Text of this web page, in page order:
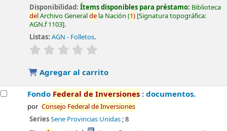
Disponibilidad:Ítems disponibles para préstamo: Biblioteca
del Archivo Generalde la Nación (1) Signatura topográfica:
AGN.f 1103 .
Listas: AGN - Folletos.
valoración
Agregar al carrito
Fondo Federal deInversiones : documentos.
por Consejo FederaldeInversiones
SeriesSerie Provincias Unidas; 8